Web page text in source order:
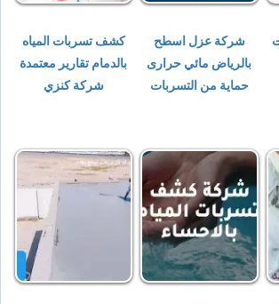
شركة عزل اسطح
بالرياض مائي حرارى
حماية من التسربات
كشف تسربات المياه
بالدمام تقارير معتمدة
شركة كنزي